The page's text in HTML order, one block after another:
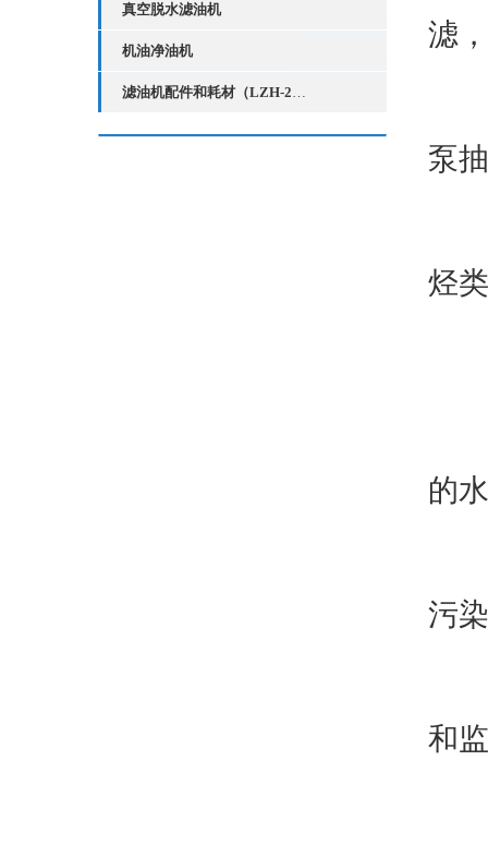
真空脱水滤油机
机油净油机
滤油机配件和耗材（LZH-2红外线液位控制器）
滤
泵
烃
的
污
和